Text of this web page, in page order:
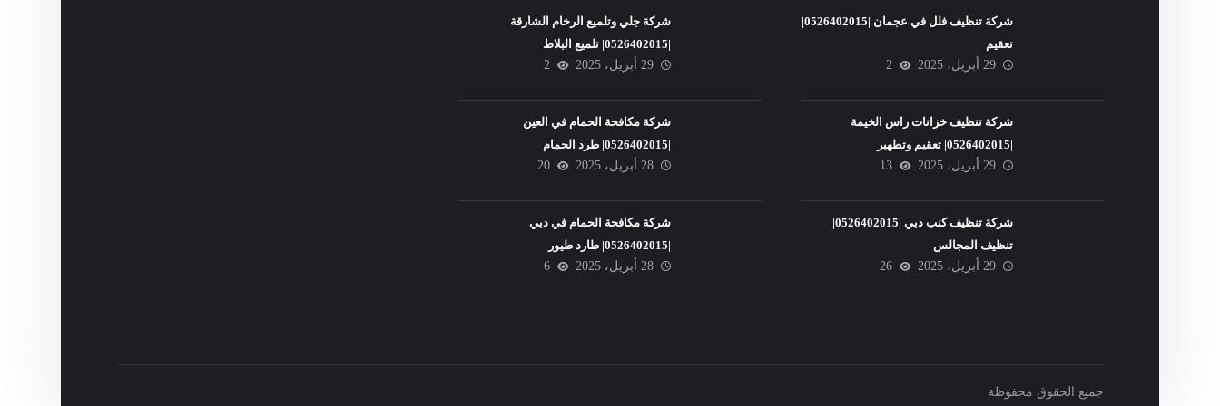
شركة تنظيف فلل في عجمان |0526402015|
تعقيم
29 أبريل، 2025
2
شركة تنظيف خزانات راس الخيمة
|0526402015| تعقيم وتطهير
29 أبريل، 2025
13
شركة تنظيف كنب دبي |0526402015|
تنظيف المجالس
29 أبريل، 2025
26
شركة جلي وتلميع الرخام الشارقة
|0526402015| تلميع البلاط
29 أبريل، 2025
2
شركة مكافحة الحمام في العين
|0526402015| طرد الحمام
28 أبريل، 2025
20
شركة مكافحة الحمام في دبي
|0526402015| طارد طيور
28 أبريل، 2025
6
جميع الحقوق محفوظة